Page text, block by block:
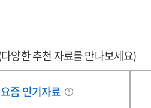
2050년 전 세계 수소 수출입국 전망 8
양한 추천 자료를 만나보세요)
요즘 인기자료